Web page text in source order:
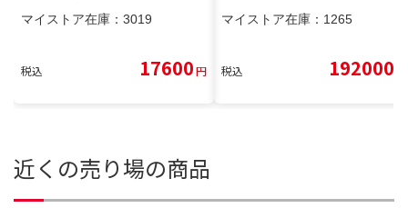
マイストア在庫： 3019
税込 17600円
マイストア在庫： 1265
税込 192000
近くの売り場の商品